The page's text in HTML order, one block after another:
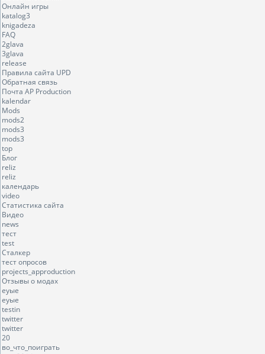
Онлайн игры
katalog3
knigadeza
FAQ
2glava
3glava
release
Правила сайта UPD
Обратная связь
Почта AP Production
kalendar
Mods
mods2
mods3
mods3
top
Блог
reliz
reliz
календарь
video
Статистика сайта
Видео
news
тест
test
Сталкер
тест опросов
projects_approduction
Отзывы о модах
еуые
еуые
testin
twitter
twitter
20
во_что_поиграть